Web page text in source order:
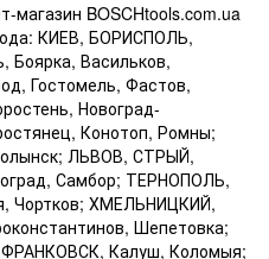
магазин BOSCHtools.com.ua
КИЕВ, БОРИСПОЛЬ,
Боярка, Васильков,
Гостомель, Фастов,
Новоград-
Конотоп, Ромны;
ЛЬВОВ, СТРЫЙ,
Самбор; ТЕРНОПОЛЬ,
Чортков; ХМЕЛЬНИЦКИЙ,
Шепетовка;
Калуш, Коломыя;